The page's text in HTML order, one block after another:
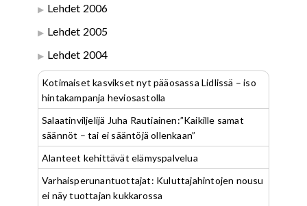
Lehdet 2006
Lehdet 2005
Lehdet 2004
Kotimaiset kasvikset nyt pääosassa Lidlissä – iso
hintakampanja heviosastolla
Salaatinviljelijä Juha Rautiainen:”Kaikille samat
säännöt – tai ei sääntöjä ollenkaan”
Alanteet kehittävät elämyspalvelua
Varhaisperunantuottajat: Kuluttajahintojen nousu
ei näy tuottajan kukkarossa